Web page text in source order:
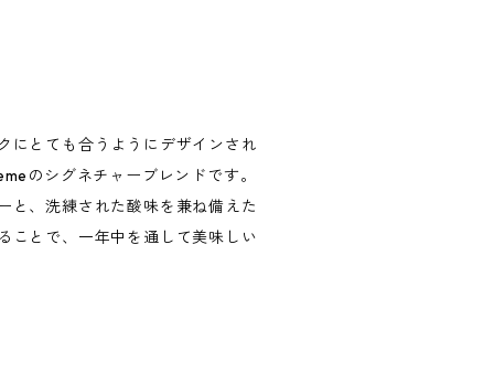
にとても合うようにデザインされ
のシグネチャーブレンドです。
と、洗練された酸味を兼ね備えた
ことで、一年中を通して美味しい